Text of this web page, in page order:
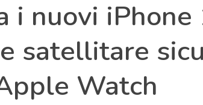
i nuovi iPhone
satellitare
Watch